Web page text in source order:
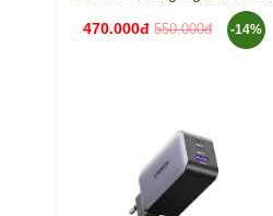
470.000đ 550.000đ -14%